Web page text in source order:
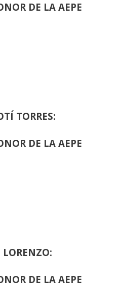
DE LA AEPE
TORRES:
DE LA AEPE
LORENZO:
DE LA AEPE